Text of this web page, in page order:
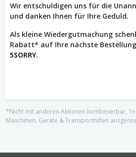
Wir entschuldigen uns für die
und danken Ihnen für Ihre Geduld.
Als kleine Wiedergutmachung
Rabatt* auf Ihre nächste
5SORRY.
*Nicht mit anderen Aktionen kombinierbar,
Maschinen, Geräte & Transporthilfen